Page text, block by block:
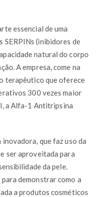
essencial de uma
SERPINs (inibidores de
natural do corpo
A empresa, come na
terapêutico que oferece
300 vezes maior
a Alfa-1 Antitripsina
que faz uso da
ser aproveitada para
da pele.
demonstrar como a
a produtos cosméticos